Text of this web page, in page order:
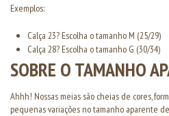
Exemplos:
Calça 23? Escolha o tamanho M (25/29)
Calça 28? Escolha o tamanho G (30/34)
SOBRE O TAMANHO
Ahhh! Nossas meias são cheias de cores,
pequenas variações no tamanho aparente